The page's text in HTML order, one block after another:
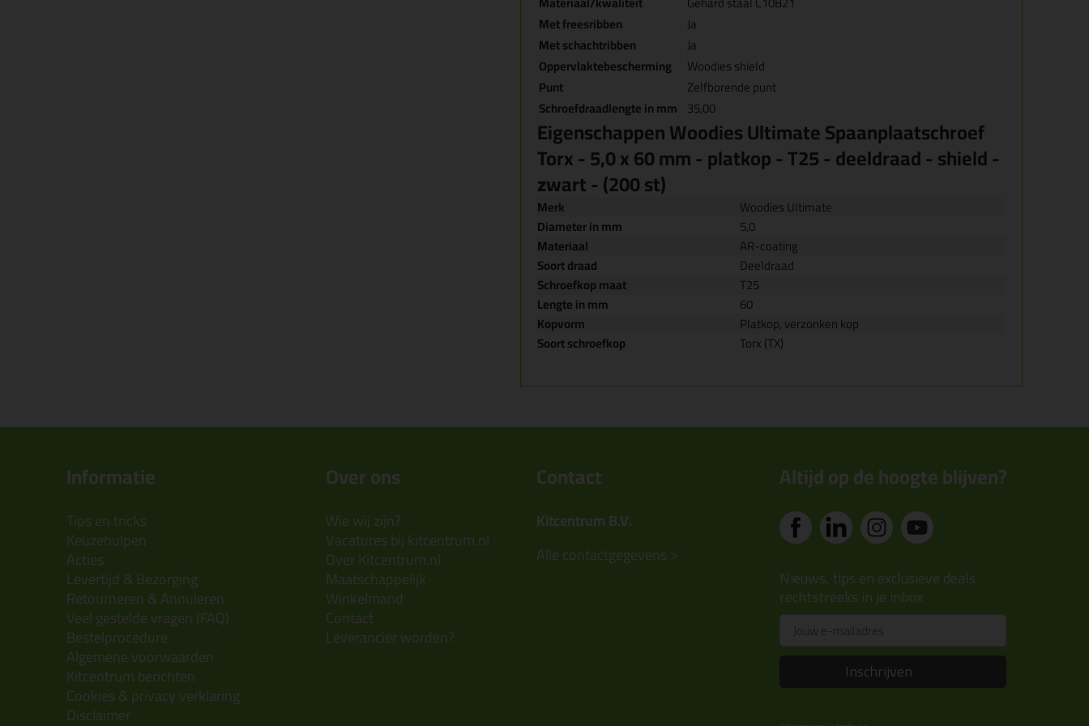
Met freesribben
Ja
Met schachtribben
Ja
Oppervlaktebescherming
Woodies shield
Punt
Zelfborende punt
Schroefdraadlengte in mm 35,00
Eigenschappen Woodies Ultimate Spaanplaatschroef
Torx - 5,0 x 60 mm - platkop - T25 - deeldraad - shield -
zwart - (200 st)
Merk
Woodies Ultimate
Diameter in mm
5,0
Materiaal
AR-coating
Soort draad
Deeldraad
Schroefkop maat
T25
Lengte in mm
60
Kopvorm
Platkop, verzonken kop
Soort schroefkop
Torx (TX)
Informatie
Tips en tricks
Keuzehulpen
Acties
Levertijd & Bezorging
Retourneren & Annuleren
Veel gestelde vragen (FAQ)
Bestelprocedure
Algemene voorwaarden
Kitcentrum berichten
Cookies & privacy verklaring
Disclaimer
Over ons
Wie wij zijn?
Vacatures bij kitcentrum.nl
Over Kitcentrum.nl
Maatschappelijk
Winkelmand
Contact
Leverancier worden?
Contact
Kitcentrum B.V.
Alle contactgegevens >
Altijd op de hoogte blijven?
Nieuws, tips en exclusieve deals
rechtstreeks in je inbox
Inschrijven